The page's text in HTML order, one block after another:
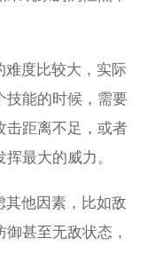
难度比较大，实际
技能的时候，需要
击距离不足，或者
最大的威力。
其他因素，比如敌
甚至无敌状态，